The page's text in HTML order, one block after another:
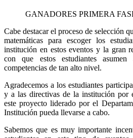
GANADORES PRIMERA
Cabe destacar el proceso de selección
matemáticas para escoger los
institución en estos eventos y la gran
con que estos estudiantes
competencias de tan alto nivel.
Agradecemos a los estudiantes
y a las directivas de la institución por
este proyecto liderado por el
Institución pueda llevarse a cabo.
Sabemos que es muy importante